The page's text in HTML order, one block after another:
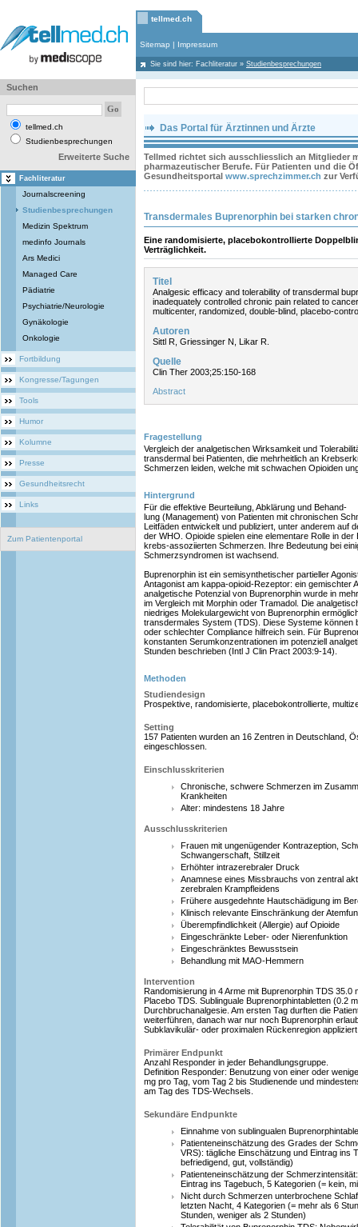
tellmed.ch
Sitemap | Impressum
Sie sind hier: Fachliteratur » Studienbesprechungen
Suchen
tellmed.ch
Studienbesprechungen
Erweiterte Suche
Fachliteratur
Journalscreening
Studienbesprechungen
Medizin Spektrum
medinfo Journals
Ars Medici
Managed Care
Pädiatrie
Psychiatrie/Neurologie
Gynäkologie
Onkologie
Fortbildung
Kongresse/Tagungen
Tools
Humor
Kolumne
Presse
Gesundheitsrecht
Links
Zum Patientenportal
Das Portal für Ärztinnen und Ärzte
Tellmed richtet sich ausschliesslich an Mitglieder
pharmazeutischer Berufe. Für Patienten und die
Gesundheitsportal www.sprechzimmer.ch zur
Transdermales Buprenorphin bei starken
Eine randomisierte, placebokontrollierte
Verträglichkeit.
Titel
Analgesic efficacy and tolerability of transdermal
inadequately controlled chronic pain related to
multicenter, randomized, double-blind, placebo-
Autoren
Sittl R, Griessinger N, Likar R.
Quelle
Clin Ther 2003;25:150-168
Abstract
Fragestellung
Vergleich der analgetischen Wirksamkeit und
transdermal bei Patienten, die mehrheitlich an
Schmerzen leiden, welche mit schwachen Opioiden
Hintergrund
Für die effektive Beurteilung, Abklärung und Behand-
lung (Management) von Patienten mit chronischen
Leitfäden entwickelt und publiziert, unter anderem auf
der WHO. Opioide spielen eine elementare Rolle in der
krebs-assoziierten Schmerzen. Ihre Bedeutung bei
Schmerzsyndromen ist wachsend.
Buprenorphin ist ein semisynthetischer partieller
Antagonist am kappa-opioid-Rezeptor: ein gemischter
analgetische Potenzial von Buprenorphin wurde in
im Vergleich mit Morphin oder Tramadol. Die
niedriges Molekulargewicht von Buprenorphin
transdermales System (TDS). Diese Systeme können
oder schlechter Compliance hilfreich sein. Für
konstanten Serumkonzentrationen im potenziell
Stunden beschrieben (Intl J Clin Pract 2003:9-14).
Methoden
Studiendesign
Prospektive, randomisierte, placebokontrollierte,
Setting
157 Patienten wurden an 16 Zentren in Deutschland,
eingeschlossen.
Einschlusskriterien
Chronische, schwere Schmerzen im
Krankheiten
Alter: mindestens 18 Jahre
Ausschlusskriterien
Frauen mit ungenügender Kontrazeption,
Schwangerschaft, Stillzeit
Erhöhter intrazerebraler Druck
Anamnese eines Missbrauchs von zentral
zerebralen Krampfleidens
Frühere ausgedehnte Hautschädigung im
Klinisch relevante Einschränkung der
Überempfindlichkeit (Allergie) auf Opioide
Eingeschränkte Leber- oder Nierenfunktion
Eingeschränktes Bewusstsein
Behandlung mit MAO-Hemmern
Intervention
Randomisierung in 4 Arme mit Buprenorphin TDS 35.0
Placebo TDS. Sublinguale Buprenorphintabletten (0.2
Durchbruchanalgesie. Am ersten Tag durften die
weiterführen, danach war nur noch Buprenorphin
Subklavikulär- oder proximalen Rückenregion
Primärer Endpunkt
Anzahl Responder in jeder Behandlungsgruppe.
Definition Responder: Benutzung von einer oder
mg pro Tag, vom Tag 2 bis Studienende und
am Tag des TDS-Wechsels.
Sekundäre Endpunkte
Einnahme von sublingualen
Patienteneinschätzung des Grades der
VRS): tägliche Einschätzung und Eintrag ins
befriedigend, gut, vollständig)
Patienteneinschätzung der
Eintrag ins Tagebuch, 5 Kategorien (= kein,
Nicht durch Schmerzen unterbrochene
letzten Nacht, 4 Kategorien (= mehr als 6
Stunden, weniger als 2 Stunden)